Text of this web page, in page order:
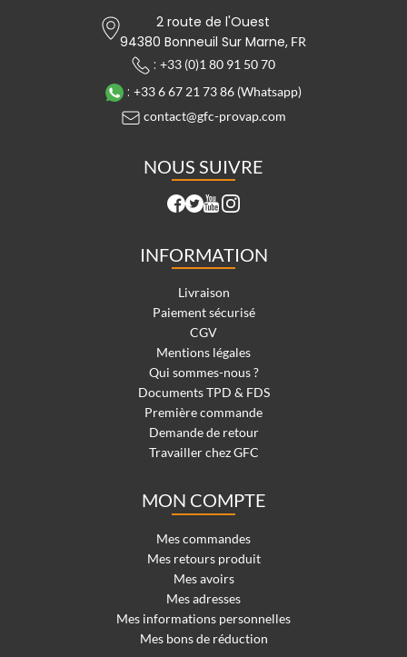
2 route de l'Ouest
94380 Bonneuil Sur Marne,FR
: +33 (0)1 80 91 50 70
: +33 6 67 21 73 86 (Whatsapp)
contact@gfc-provap.com
NOUS SUIVRE
INFORMATION
Livraison
Paiement sécurisé
CGV
Mentions légales
Qui sommes-nous ?
Documents TPD & FDS
Première commande
Demande de retour
Travailler chez GFC
MON COMPTE
Mes commandes
Mes retours produit
Mes avoirs
Mes adresses
Mes informations personnelles
Mes bons de réduction